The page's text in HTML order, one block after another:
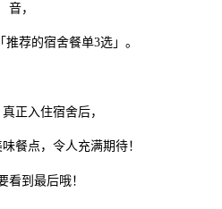
音，
推荐的宿舍餐单3选」。
正入住宿舍后，
餐点，令人充满期待！
看到最后哦！